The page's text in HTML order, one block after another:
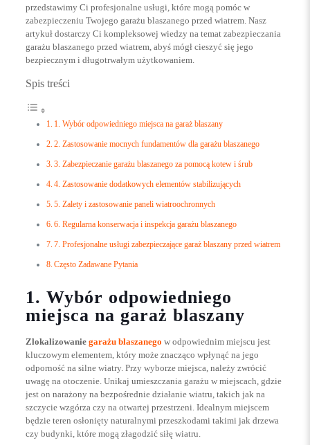
przedstawimy Ci profesjonalne usługi, które mogą pomóc w
zabezpieczeniu Twojego garażu blaszanego przed wiatrem. Nasz
artykuł dostarczy Ci kompleksowej wiedzy na temat zabezpieczania
garażu blaszanego przed wiatrem, abyś mógł cieszyć się jego
bezpiecznym i długotrwałym użytkowaniem.
Spis treści
1. Wybór odpowiedniego miejsca na garaż blaszany
2. Zastosowanie mocnych fundamentów dla garażu blaszanego
3. Zabezpieczanie garażu blaszanego za pomocą kotew i śrub
4. Zastosowanie dodatkowych elementów stabilizujących
5. Zalety i zastosowanie paneli wiatroochronnych
6. Regularna konserwacja i inspekcja garażu blaszanego
7. Profesjonalne usługi zabezpieczające garaż blaszany przed wiatrem
Często Zadawane Pytania
1. Wybór odpowiedniego
miejsca na garaż blaszany
Zlokalizowanie garażu blaszanego w odpowiednim miejscu jest
kluczowym elementem, który może znacząco wpłynąć na jego
odporność na silne wiatry. Przy wyborze miejsca, należy zwrócić
uwagę na otoczenie. Unikaj umieszczania garażu w miejscach, gdzie
jest on narażony na bezpośrednie działanie wiatru, takich jak na
szczycie wzgórza czy na otwartej przestrzeni. Idealnym miejscem
będzie teren osłonięty naturalnymi przeszkodami takimi jak drzewa
czy budynki, które mogą złagodzić siłę wiatru.